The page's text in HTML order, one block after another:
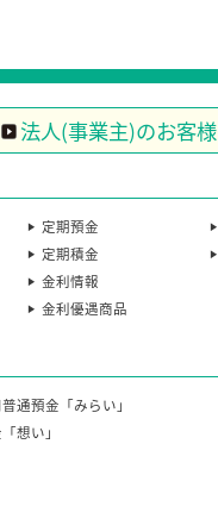
法人(事業主)のお客様
定期預金
定期積金
金利情報
金利優遇商品
通預金「みらい」
想い」